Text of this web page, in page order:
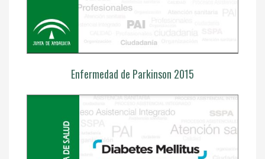
Enfermedad de Parkinson 2015